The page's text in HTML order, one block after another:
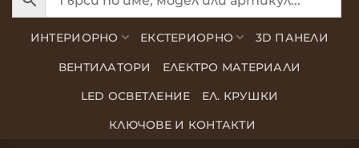
ИНТЕРИОРНО ЕКСТЕРИОРНО 3D ПАНЕЛИ
ВЕНТИЛАТОРИ ЕЛЕКТРО МАТЕРИАЛИ
LED ОСВЕТЛЕНИЕ ЕЛ. КРУШКИ
КЛЮЧОВЕ И КОНТАКТИ